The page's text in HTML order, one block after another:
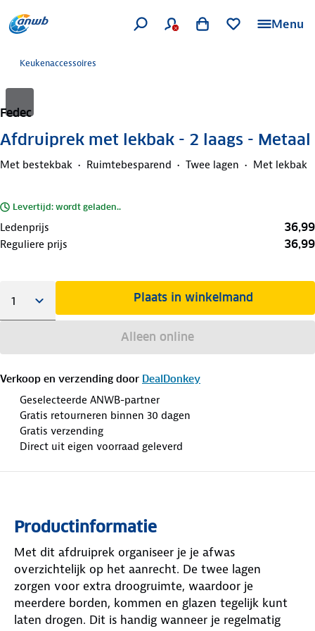
Menu
Keukenaccessoires
Fedec
Afdruiprek met lekbak - 2 laags - Metaal
Met bestekbak Ruimtebesparend Twee lagen Met lekbak
Levertijd: wordt geladen..
Ledenprijs 36,99
Reguliere prijs 36,99
Plaats in winkelmand
Alleen online
Verkoop en verzending door DealDonkey
Geselecteerde ANWB-partner
Gratis retourneren binnen 30 dagen
Gratis verzending
Direct uit eigen voorraad geleverd
Productinformatie
Met dit afdruiprek organiseer je je afwas
overzichtelijk op het aanrecht. De twee lagen
zorgen voor extra droogruimte, waardoor je
meerdere borden, kommen en glazen tegelijk kunt
laten drogen. Dit is handig wanneer je regelmatig